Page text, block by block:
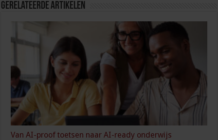
Gerelateerde Artikelen
Van AI-proof toetsen naar AI-ready onderwijs